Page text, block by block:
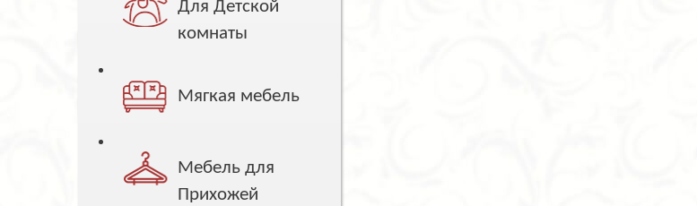
Для Детской
комнаты
Мягкая мебель
Мебель для
Прихожей